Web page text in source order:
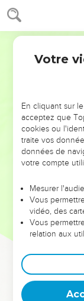
NE
ET SI LEURS
leur foi ou leur
et les saisons
Dans cette
clés pour
deviennent vos
équipe, un
Votre
En cliquant sur
acceptez que
cookies ou
traite vos
données de
votre compte
Mesurer
Vous
vidéo, des
Vous
relation aux